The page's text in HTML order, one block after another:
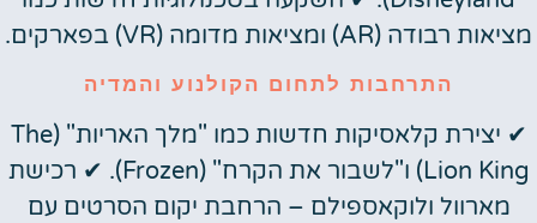
מציאות רבודה (AR) ומציאות מדומה (VR) בפארקים.
התרחבות לתחום הקולנוע והמדיה
✔ יצירת קלאסיקות חדשות כמו "מלך האריות" (The
Lion King) ו"לשבור את הקרח" (Frozen). ✔ רכישת
מארוול ולוקאספילם – הרחבת יקום הסרטים עם